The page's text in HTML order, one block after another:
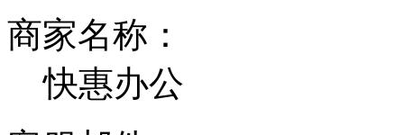
商家名称：
快惠办公